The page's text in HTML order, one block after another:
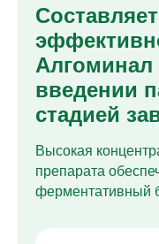
введении
стадией
Высокая
препарата
ферментативный